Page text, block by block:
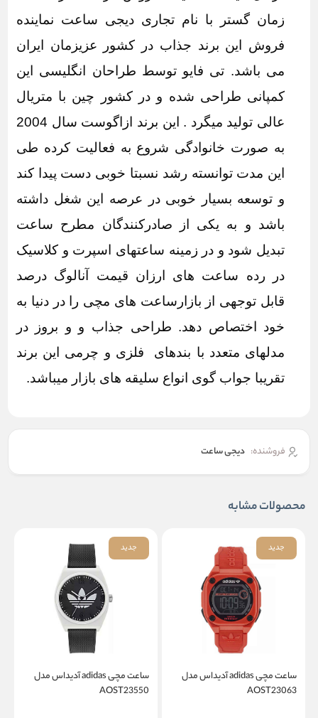
زمان گستر با نام تجاری دیجی ساعت نماینده
فروش این برند جذاب در کشور عزیزمان ایران
می باشد. تی فایو توسط طراحان انگلیسی این
کمپانی طراحی شده و در کشور چین با متریال
عالی تولید میگرد . این برند ازاگوست سال 2004
به صورت خانوادگی شروع به فعالیت کرده طی
این مدت توانسته رشد نسبتا خوبی دست پیدا کند
و توسعه بسیار خوبی در عرصه این شغل داشته
باشد و به یکی از صادرکنندگان مطرح ساعت
تبدیل شود و در زمینه ساعتهای اسپرت و کلاسیک
در رده ساعت های ارزان قیمت آنالوگ درصد
قابل توجهی از بازارساعت های مچی را در دنیا به
خود اختصاص دهد. طراحی جذاب و و بروز در
مدلهای متعدد با بندهای فلزی و چرمی این برند
تقریبا جواب گوی انواع سلیقه های بازار میباشد.
فروشنده: دیجی ساعت
محصولات مشابه
جدید
ساعت مچی adidas آدیداس مدل
AOST23063
جدید
ساعت مچی adidas آدیداس مدل
AOST23550